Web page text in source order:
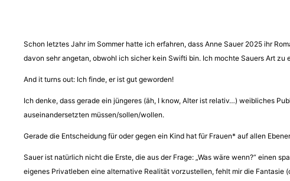
Schon letztes Jahr im Sommer hatte ich erfahren, dass Anne Sauer 2025 ihr
davon sehr angetan, obwohl ich sicher kein Swifti bin. Ich mochte Sauers Art
And it turns out: Ich finde, er ist gut geworden!
Ich denke, dass gerade ein jüngeres (äh, I know, Alter ist relativ…) weibliches
auseinandersetzten müssen/sollen/wollen.
Gerade die Entscheidung für oder gegen ein Kind hat für Frauen* auf allen
Sauer ist natürlich nicht die Erste, die aus der Frage: „Was wäre wenn?“ einen
eigenes Privatleben eine alternative Realität vorzustellen, fehlt mir die